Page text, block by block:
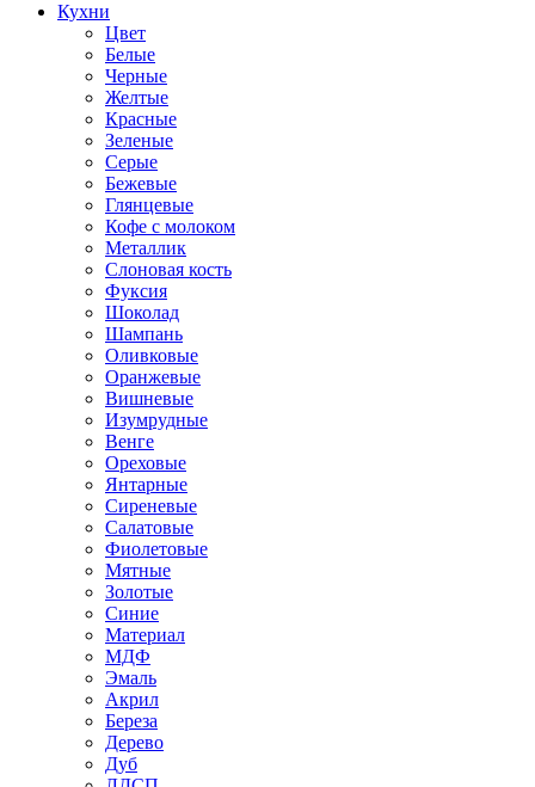
Кухни
Цвет
Белые
Черные
Желтые
Красные
Зеленые
Серые
Бежевые
Глянцевые
Кофе с молоком
Металлик
Слоновая кость
Фуксия
Шоколад
Шампань
Оливковые
Оранжевые
Вишневые
Изумрудные
Венге
Ореховые
Янтарные
Сиреневые
Салатовые
Фиолетовые
Мятные
Золотые
Синие
Материал
МДФ
Эмаль
Акрил
Береза
Дерево
Дуб